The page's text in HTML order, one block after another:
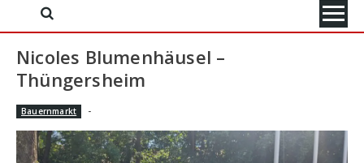
Nicoles Blumenhäusel –
Thüngersheim
Bauernmarkt -